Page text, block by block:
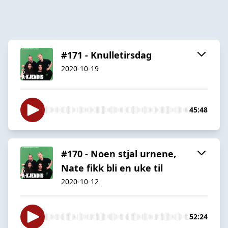
#171 - Knulletirsdag
2020-10-19
45:48
#170 - Noen stjal urnene,
Nate fikk bli en uke til
2020-10-12
52:24